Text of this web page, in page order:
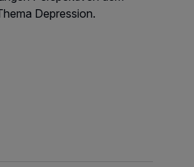
Depression.